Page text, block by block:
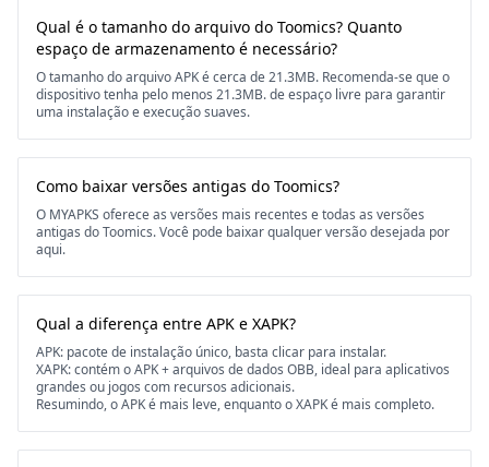
Qual é o tamanho do arquivo do Toomics? Quanto
espaço de armazenamento é necessário?
O tamanho do arquivo APK é cerca de 21.3MB. Recomenda-se que o
dispositivo tenha pelo menos 21.3MB. de espaço livre para garantir
uma instalação e execução suaves.
Como baixar versões antigas do Toomics?
O MYAPKS oferece as versões mais recentes e todas as versões
antigas do Toomics. Você pode baixar qualquer versão desejada por
aqui.
Qual a diferença entre APK e XAPK?
APK: pacote de instalação único, basta clicar para instalar.
XAPK: contém o APK + arquivos de dados OBB, ideal para aplicativos
grandes ou jogos com recursos adicionais.
Resumindo, o APK é mais leve, enquanto o XAPK é mais completo.